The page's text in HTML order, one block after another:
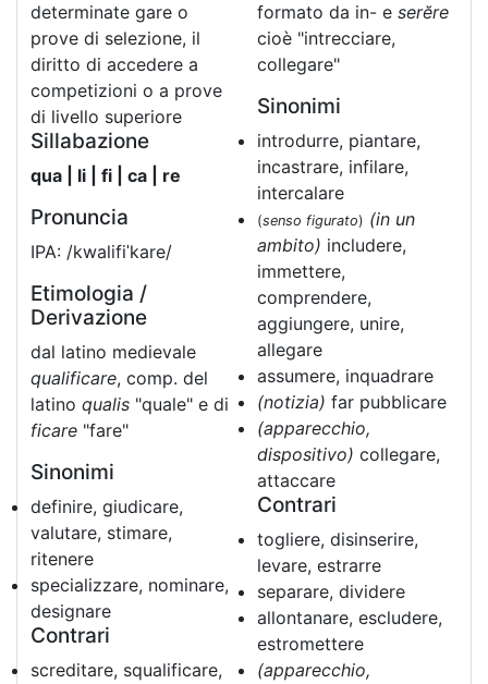
determinate gare o
prove di selezione, il
diritto di accedere a
competizioni o a prove
di livello superiore
Sillabazione
qua | li | fi | ca | re
Pronuncia
IPA: /kwalifiˈkare/
Etimologia /
Derivazione
dal latino medievale
qualificare, comp. del
latino qualis "quale" e di
ficare "fare"
Sinonimi
definire, giudicare,
valutare, stimare,
ritenere
specializzare, nominare,
designare
Contrari
screditare, squalificare,
formato da in- e serĕre
cioè "intrecciare,
collegare"
Sinonimi
introdurre, piantare,
incastrare, infilare,
intercalare
(senso figurato) (in un
ambito) includere,
immettere,
comprendere,
aggiungere, unire,
allegare
assumere, inquadrare
(notizia) far pubblicare
(apparecchio,
dispositivo) collegare,
attaccare
Contrari
togliere, disinserire,
levare, estrarre
separare, dividere
allontanare, escludere,
estromettere
(apparecchio,